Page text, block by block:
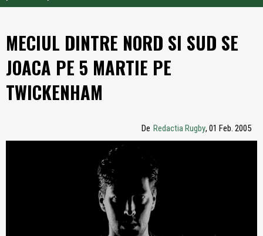
MECIUL DINTRE NORD SI SUD SE
JOACA PE 5 MARTIE PE
TWICKENHAM
De Redactia Rugby, 01 Feb. 2005